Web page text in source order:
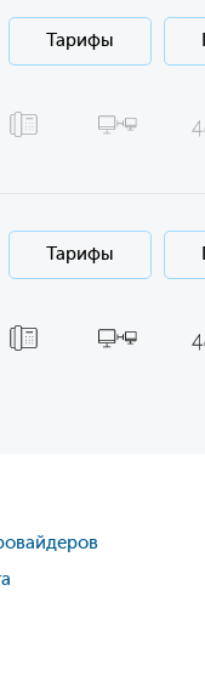
Тарифы
Тарифы